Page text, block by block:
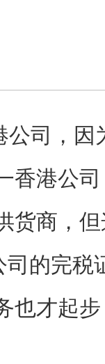
司，因
香港公
货商，
的完税
也才起